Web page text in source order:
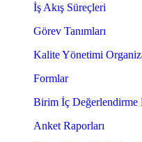
İş Akış Süreçleri
Görev Tanımları
Kalite Yönetimi
Formlar
Birim İç Değerlendirme
Anket Raporları